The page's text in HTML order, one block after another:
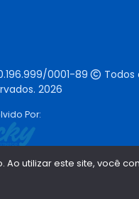
0001-89
Todos
2026
Por:
utilizar este site, você